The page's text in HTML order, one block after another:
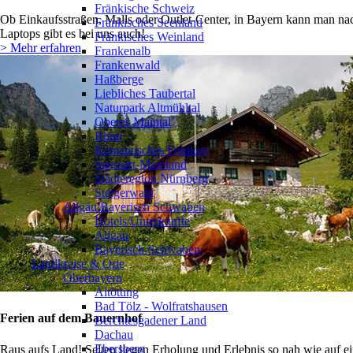
Ob Einkaufsstraßen, Malls oder Outlet-Center, in Bayern kann man
Laptops gibt es bei uns auch!
> Mehr erfahren
Ferien auf dem Bauernhof
Raus aufs Land! Selten liegen Erholung und Erlebnis so nah wie auf
Fränkische Schweiz
Fränkisches Seenland
Fränkisches Weinland
Frankenalb
Frankenwald
Haßberge
Liebliches Taubertal
Naturpark Altmühltal
Oberes Maintal
Rhön
Romantisches Franken
Spessart-Mainland
Städteregion Nürnberg
Steigerwald
Allgäu/Bayerisch Schwaben
Hotels/Unterkünfte
Allgäu
Bayerisch-Schwaben
Landkreise & Orte
Oberbayern
Altötting
Bad Tölz - Wolfratshausen
Berchtesgadener Land
Dachau
Ebersberg